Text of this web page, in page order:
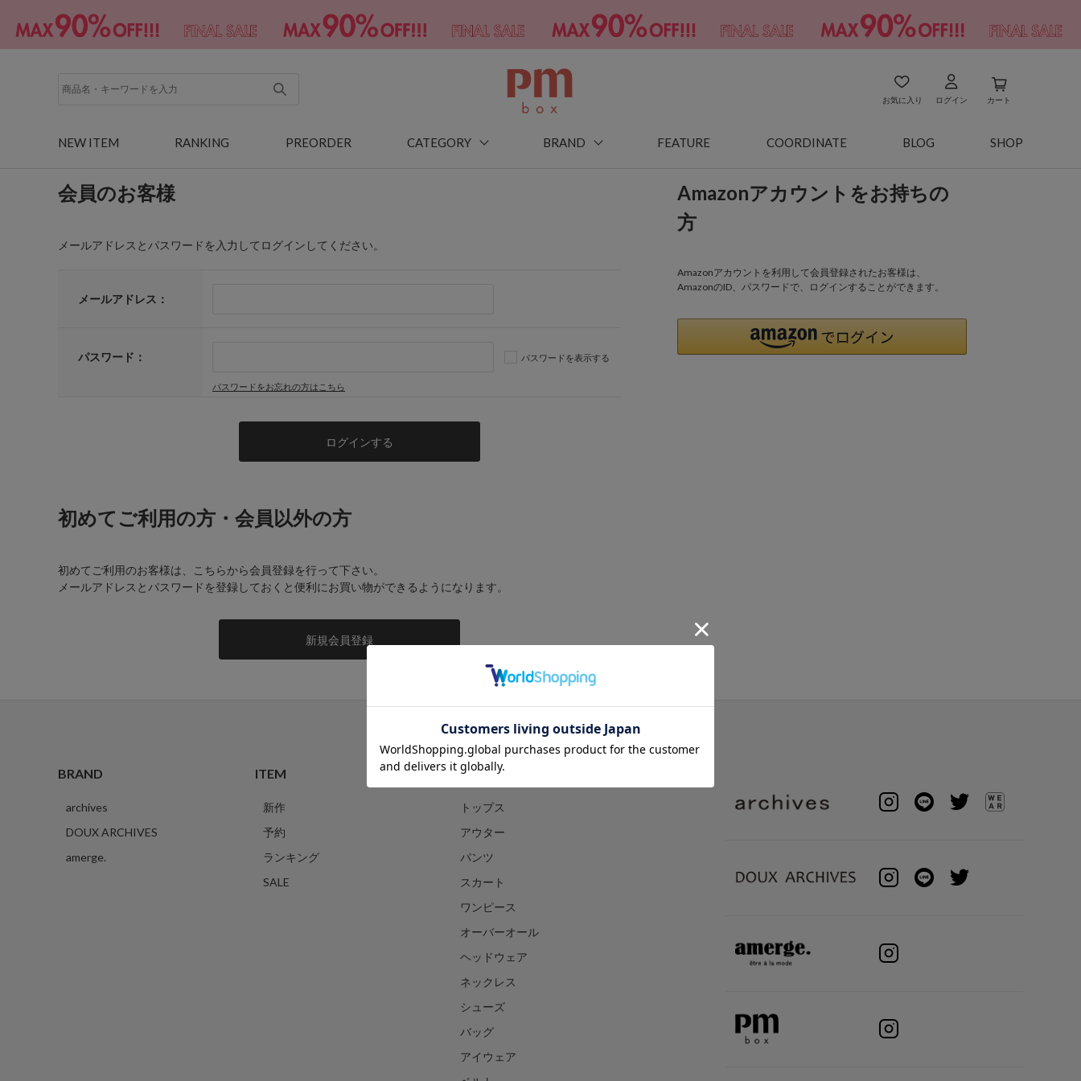
お気に入り ログイン カート
NEW ITEM RANKING PREORDER CATEGORY BRAND FEATURE COORDINATE BLOG SHOP
会員のお客様
メールアドレスとパスワードを入力してログインしてください。
メールアドレス：
パスワード： パスワードを表示する
パスワードをお忘れの方はこちら
Amazonアカウントをお持ちの
方
Amazonアカウントを利用して会員登録されたお客様は、
AmazonのID、パスワードで、ログインすることができます。
初めてご利用の方・会員以外の方
初めてご利用のお客様は、こちらから会員登録を行って下さい。
メールアドレスとパスワードを登録しておくと便利にお買い物ができるようになります。
BRAND
archives
DOUX ARCHIVES
amerge.
ITEM
新作
予約
ランキング
SALE
CATEGORY
トップス
アウター
パンツ
スカート
ワンピース
オーバーオール
ヘッドウェア
ネックレス
シューズ
バッグ
アイウェア